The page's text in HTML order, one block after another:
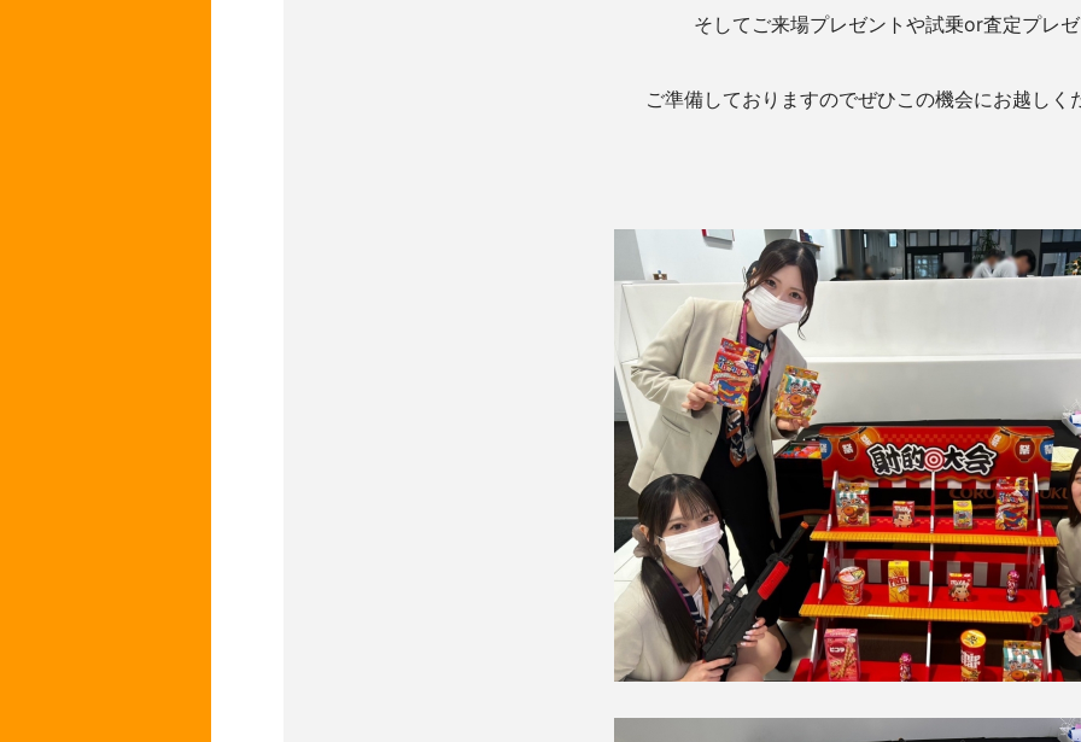
そしてご来場プレゼントや試乗or査定プレ
ご準備しておりますのでぜひこの機会にお越しく